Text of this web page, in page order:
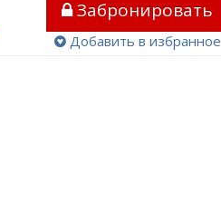
Забронировать
Добавить в избранное